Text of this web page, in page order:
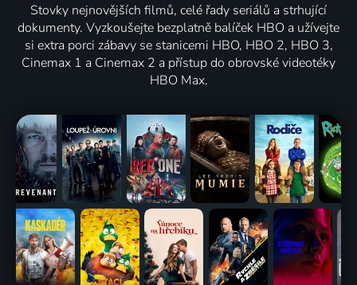
Stovky nejnovějších filmů, celé řady seriálů a strhující
dokumenty. Vyzkoušejte bezplatně balíček HBO a užívejte
si extra porci zábavy se stanicemi HBO, HBO 2, HBO 3,
Cinemax 1 a Cinemax 2 a přístup do obrovské videotéky
HBO Max.